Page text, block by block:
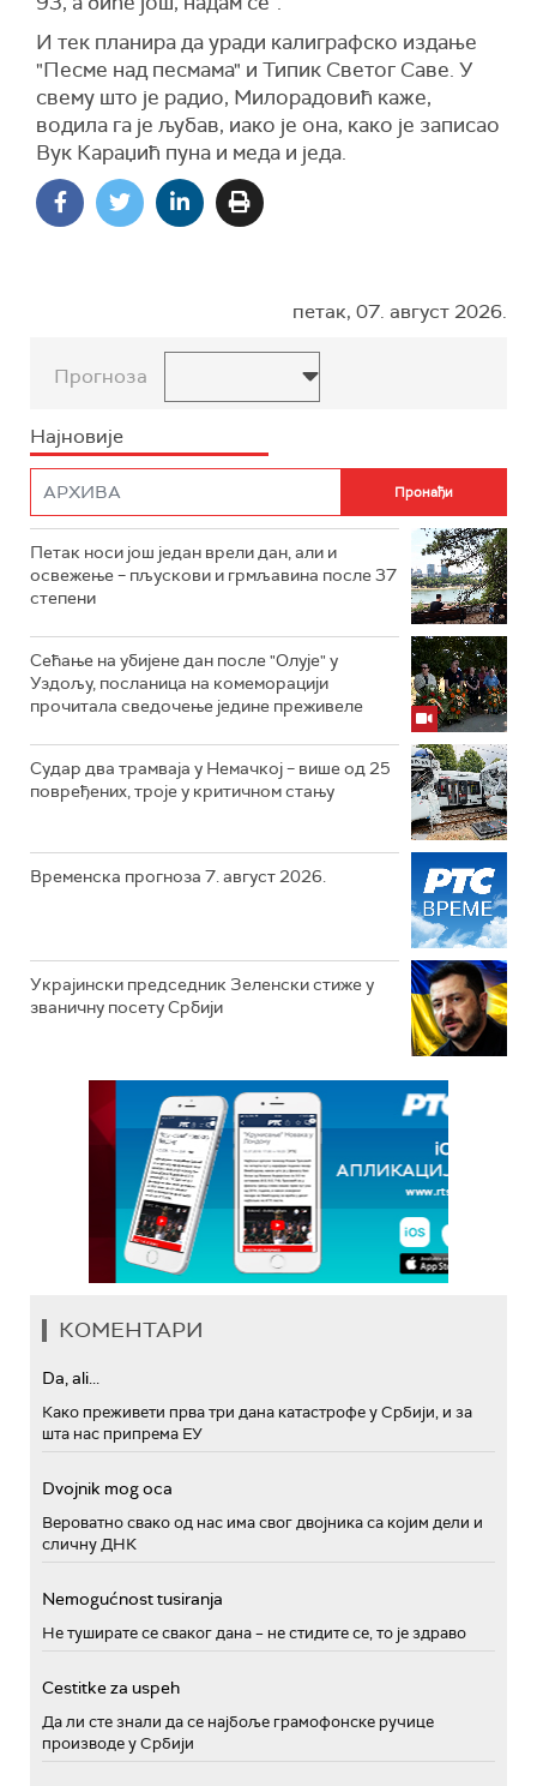
И тек планира да уради калиграфско издање
"Песме над песмама" и Типик Светог Саве. У
свему што је радио, Милорадовић каже,
водила га је љубав, иако је она, како је записао
Вук Караџић пуна и меда и једа.
петак, 07. август 2026.
Прогноза
Најновије
Петак носи још један врели дан, али и
освежење – пљускови и грмљавина после 37
степени
Сећање на убијене дан после "Олује" у
Уздољу, посланица на комеморацији
прочитала сведочење једине преживеле
Судар два трамваја у Немачкој – више од 25
повређених, троје у критичном стању
Временска прогноза 7. август 2026.
Украјински председник Зеленски стиже у
званичну посету Србији
КОМЕНТАРИ
Da, ali...
Како преживети прва три дана катастрофе у Србији, и за
шта нас припрема ЕУ
Dvojnik mog oca
Вероватно свако од нас има свог двојника са којим дели и
сличну ДНК
Nemogućnost tusiranja
Не туширате се сваког дана – не стидите се, то је здраво
Cestitke za uspeh
Да ли сте знали да се најбоље грамофонске ручице
производе у Србији